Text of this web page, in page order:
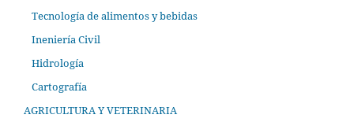
Tecnología de alimentos y bebidas
Ineniería Civil
Hidrología
Cartografía
AGRICULTURA Y VETERINARIA